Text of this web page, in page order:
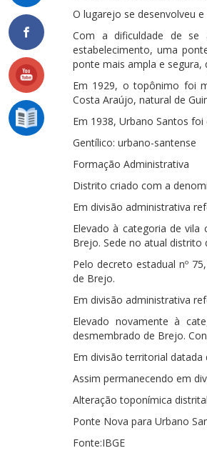
O lugarejo se desenvolveu
Com a dificuldade de se
estabelecimento, uma
ponte mais ampla e segura,
Em 1929, o topônimo foi
Costa Araújo, natural de
Em 1938, Urbano Santos
Gentílico: urbano-santense
Formação Administrativa
Distrito criado com a
Em divisão administrativa
Elevado à categoria de vila
Brejo. Sede no atual distrito
Pelo decreto estadual nº
de Brejo.
Em divisão administrativa
Elevado novamente à
desmembrado de Brejo.
Em divisão territorial
Assim permanecendo em
Alteração toponímica distrital
Ponte Nova para Urbano
Fonte:IBGE